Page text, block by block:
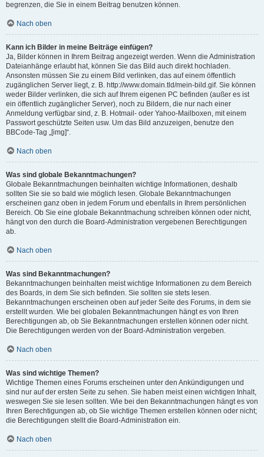
begrenzen, die Sie in einem Beitrag benutzen können.
Nach oben
Kann ich Bilder in meine Beiträge einfügen?
Ja, Bilder können in Ihrem Beitrag angezeigt werden. Wenn die Administration
Dateianhänge erlaubt hat, können Sie das Bild auch direkt hochladen.
Ansonsten müssen Sie zu einem Bild verlinken, das auf einem öffentlich
zugänglichen Server liegt, z. B. http://www.domain.tld/mein-bild.gif. Sie können
weder Bilder verlinken, die sich auf Ihrem eigenen PC befinden (außer es ist
ein öffentlich zugänglicher Server), noch zu Bildern, die nur nach einer
Anmeldung verfügbar sind, z. B. Hotmail- oder Yahoo-Mailboxen, mit einem
Passwort geschützte Seiten usw. Um das Bild anzuzeigen, benutze den
BBCode-Tag „[img]“.
Nach oben
Was sind globale Bekanntmachungen?
Globale Bekanntmachungen beinhalten wichtige Informationen, deshalb
sollten Sie sie so bald wie möglich lesen. Globale Bekanntmachungen
erscheinen ganz oben in jedem Forum und ebenfalls in Ihrem persönlichen
Bereich. Ob Sie eine globale Bekanntmachung schreiben können oder nicht,
hängt von den durch die Board-Administration vergebenen Berechtigungen
ab.
Nach oben
Was sind Bekanntmachungen?
Bekanntmachungen beinhalten meist wichtige Informationen zu dem Bereich
des Boards, in dem Sie sich befinden. Sie sollten sie stets lesen.
Bekanntmachungen erscheinen oben auf jeder Seite des Forums, in dem sie
erstellt wurden. Wie bei globalen Bekanntmachungen hängt es von Ihren
Berechtigungen ab, ob Sie Bekanntmachungen erstellen können oder nicht.
Die Berechtigungen werden von der Board-Administration vergeben.
Nach oben
Was sind wichtige Themen?
Wichtige Themen eines Forums erscheinen unter den Ankündigungen und
sind nur auf der ersten Seite zu sehen. Sie haben meist einen wichtigen Inhalt,
weswegen Sie sie lesen sollten. Wie bei den Bekanntmachungen hängt es von
Ihren Berechtigungen ab, ob Sie wichtige Themen erstellen können oder nicht;
die Berechtigungen stellt die Board-Administration ein.
Nach oben